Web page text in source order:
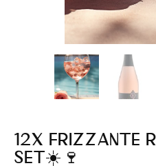
12x Frizzante
Set☀️🍷